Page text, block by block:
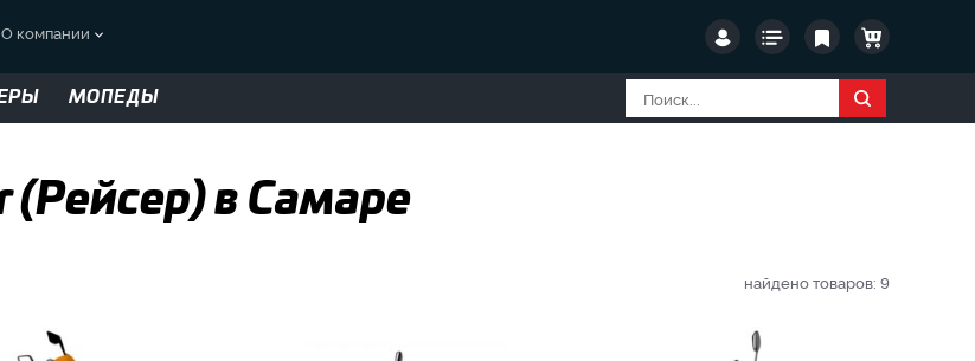
О компании
МОПЕДЫ
(Рейсер) в Самаре
найдено товаров: 9